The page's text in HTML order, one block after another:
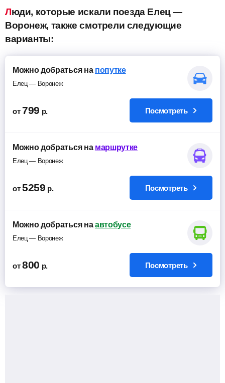
Люди, которые искали поезда Елец —
Воронеж, также смотрели следующие
варианты:
Можно добраться на попутке
Елец — Воронеж
от 799 р. Посмотреть
Можно добраться на маршрутке
Елец — Воронеж
от5259 р. Посмотреть
Можно добраться наавтобусе
Елец — Воронеж
от800 р. Посмотреть